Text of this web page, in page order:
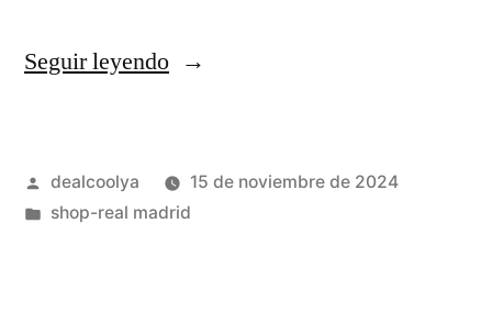
Seguir leyendo«camisetas
replicas»
Publicado
por
dealcoolya
15 de noviembre de 2024
Publicado
shop-real madrid